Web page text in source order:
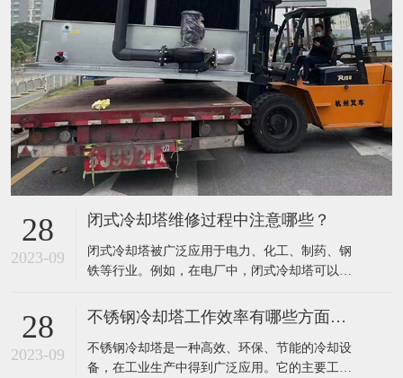
28
2023-09
闭式冷却塔维修过程中注意哪些？
​闭式冷却塔被广泛应用于电力、化工、制药、钢
铁等行业。例如，在电厂中，闭式冷却塔可以有
在钢铁行业中，该设备可以有效地降低高炉排放
废气温度，减少环境污染。​在闭式冷却塔的维修
过程中，需要注意以下几点：定期检查：应定期
对闭式冷却塔进行详细检查，包括塔体、集水
28
2023-09
不锈钢冷却塔工作效率有哪些方面提高？
​不锈钢冷却塔是一种高效、环保、节能的冷却设
备，在工业生产中得到广泛应用。它的主要工作